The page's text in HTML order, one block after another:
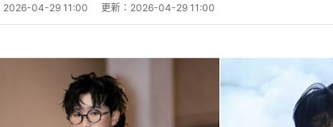
2026-04-29 11:00 更新： 2026-04-29 11:00